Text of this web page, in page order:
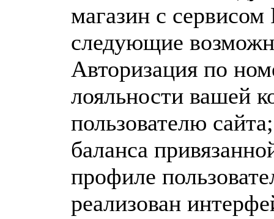
магазин с
следующие
Авторизация по
лояльности вашей
пользователю
баланса
профиле
реализован